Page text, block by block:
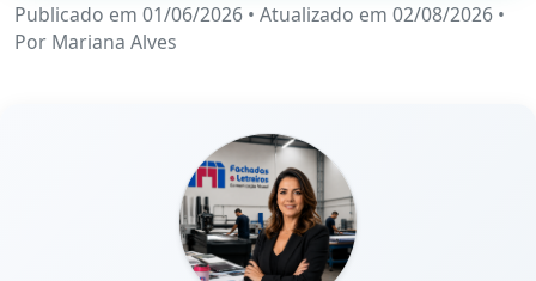
Publicado em 01/06/2026 • Atualizado em 02/08/2026 •
Por Mariana Alves